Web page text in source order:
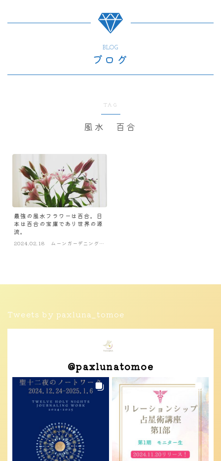
BLOG
ブログ
TAG
風水 百合
最強の風水フラワーは百合。日
本は百合の宝庫であり世界の源
流。
2024.02.18
ムーンガーデニング・
Tweets by paxluna_tomoe
@paxlunatomoe